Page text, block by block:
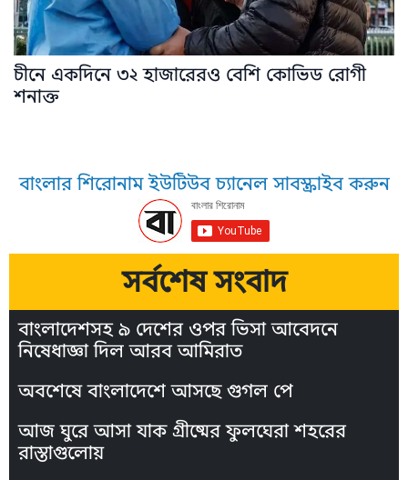
চীনে একদিনে ৩২ হাজারেরও বেশি কোভিড রোগী
শনাক্ত
বাংলার শিরোনাম ইউটিউব চ্যানেল সাবস্ক্রাইব করুন
সর্বশেষ সংবাদ
বাংলাদেশসহ ৯ দেশের ওপর ভিসা আবেদনে
নিষেধাজ্ঞা দিল আরব আমিরাত
অবশেষে বাংলাদেশে আসছে গুগল পে
আজ ঘুরে আসা যাক গ্রীষ্মের ফুলঘেরা শহরের
রাস্তাগুলোয়